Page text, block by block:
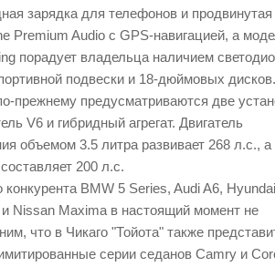
зарядка для телефонов и продвинутая
Premium Audio с GPS-навигацией, а
порадует владельца наличием
подвески и 18-дюймовых дисков.
прежнему предусматриваются две
V6 и гибридный агрегат. Двигатель
объемом 3.5 литра развивает 268 л.с., а
200 л.с.
конкурента BMW 5 Series, Audi A6, Hyundai
Nissan Maxima в настоящий момент не
что в Чикаго "Тойота" также
серии седанов Camry и